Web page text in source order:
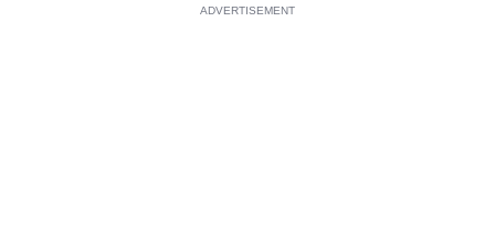
ADVERTISEMENT